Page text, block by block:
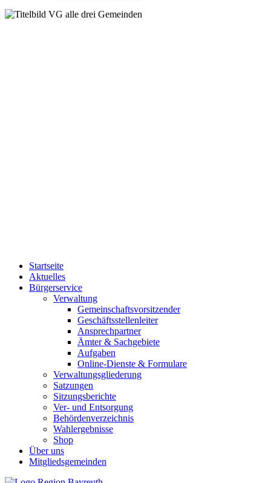
Startseite
Aktuelles
Bürgerservice
Verwaltung
Gemeinschaftsvorsitzender
Geschäftsstellenleiter
Ansprechpartner
Ämter & Sachgebiete
Aufgaben
Online-Dienste & Formulare
Verwaltungsgliederung
Satzungen
Sitzungsberichte
Ver- und Entsorgung
Behördenverzeichnis
Wahlergebnisse
Shop
Über uns
Mitgliedsgemeinden